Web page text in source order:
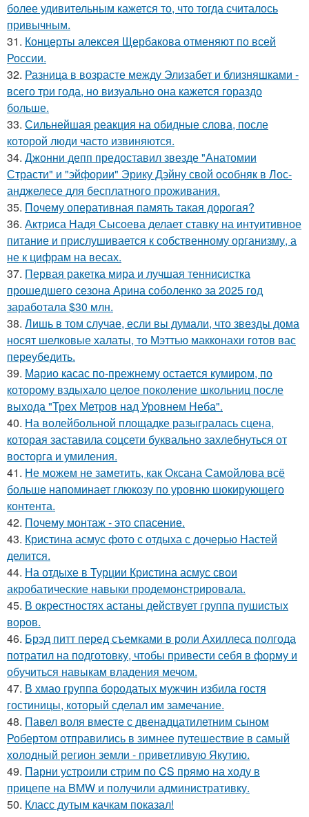
более удивительным кажется то, что тогда считалось
привычным.
31. Концерты алексея Щербакова отменяют по всей
России.
32. Разница в возрасте между Элизабет и близняшками -
всего три года, но визуально она кажется гораздо
больше.
33. Сильнейшая реакция на обидные слова, после
которой люди часто извиняются.
34. Джонни депп предоставил звезде "Анатомии
Страсти" и "эйфории" Эрику Дэйну свой особняк в Лос-
анджелесе для бесплатного проживания.
35. Почему оперативная память такая дорогая?
36. Актриса Надя Сысоева делает ставку на интуитивное
питание и прислушивается к собственному организму, а
не к цифрам на весах.
37. Первая ракетка мира и лучшая теннисистка
прошедшего сезона Арина соболенко за 2025 год
заработала $30 млн.
38. Лишь в том случае, если вы думали, что звезды дома
носят шелковые халаты, то Мэттью макконахи готов вас
переубедить.
39. Марио касас по-прежнему остается кумиром, по
которому вздыхало целое поколение школьниц после
выхода "Трех Метров над Уровнем Неба".
40. На волейбольной площадке разыгралась сцена,
которая заставила соцсети буквально захлебнуться от
восторга и умиления.
41. Не можем не заметить, как Оксана Самойлова всё
больше напоминает глюкозу по уровню шокирующего
контента.
42. Почему монтаж - это спасение.
43. Кристина асмус фото с отдыха с дочерью Настей
делится.
44. На отдыхе в Турции Кристина асмус свои
акробатические навыки продемонстрировала.
45. В окрестностях астаны действует группа пушистых
воров.
46. Брэд питт перед съемками в роли Ахиллеса полгода
потратил на подготовку, чтобы привести себя в форму и
обучиться навыкам владения мечом.
47. В хмао группа бородатых мужчин избила гостя
гостиницы, который сделал им замечание.
48. Павел воля вместе с двенадцатилетним сыном
Робертом отправились в зимнее путешествие в самый
холодный регион земли - приветливую Якутию.
49. Парни устроили стрим по CS прямо на ходу в
прицепе на BMW и получили административку.
50. Класс дутым качкам показал!